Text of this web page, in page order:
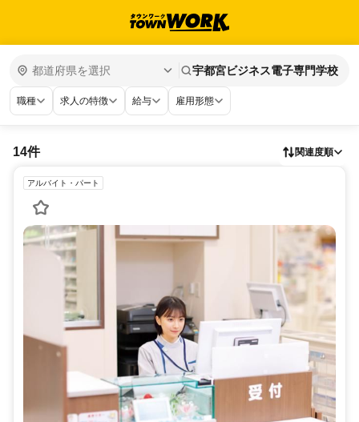
宇都宮ビジネス電子専門学校
職種 求人の特徴 給与 雇用形態
14件 関連度順
アルバイト・パート